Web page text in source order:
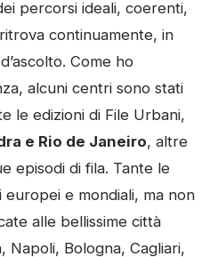
percorsi ideali, coerenti,
continuamente, in
Come ho
alcuni centri sono stati
le edizioni di File Urbani,
e Rio de Janeiro, altre
episodi di fila. Tante le
e mondiali, ma non
alle bellissime città
Napoli, Bologna, Cagliari,